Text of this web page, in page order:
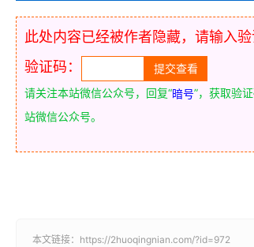
此处内容已经被作者隐藏，请输入
验证码：
请关注本站微信公众号，回复“暗号”，获取验
站微信公众号。
本文链接： https://2huoqingnian.com/?id=972